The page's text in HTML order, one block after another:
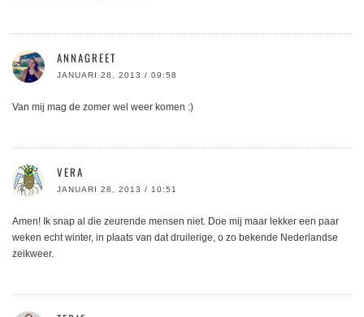
ANNAGREET
JANUARI 28, 2013 / 09:58
Van mij mag de zomer wel weer komen :)
VERA
JANUARI 28, 2013 / 10:51
Amen! Ik snap al die zeurende mensen niet. Doe mij maar lekker een paar
weken echt winter, in plaats van dat druilerige, o zo bekende Nederlandse
zeikweer.